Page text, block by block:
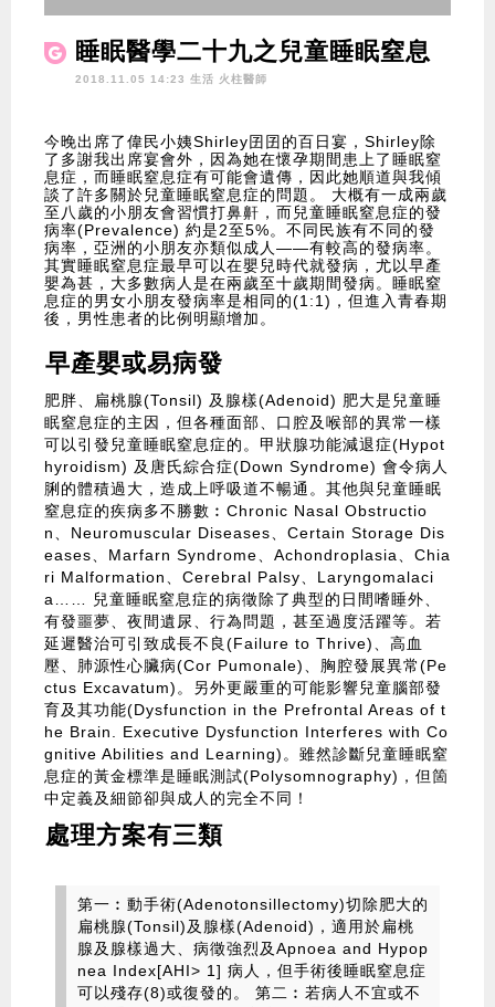
睡眠醫學二十九之兒童睡眠窒息
症
2018.11.05 14:23 生活 火柱醫師
今晚出席了偉民小姨Shirley囝囝的百日宴，Shirley除
了多謝我出席宴會外，因為她在懷孕期間患上了睡眠窒
息症，而睡眠窒息症有可能會遺傳，因此她順道與我傾
談了許多關於兒童睡眠窒息症的問題。 大概有一成兩歲
至八歲的小朋友會習慣打鼻鼾，而兒童睡眠窒息症的發
病率(Prevalence) 約是2至5%。不同民族有不同的發
病率，亞洲的小朋友亦類似成人——有較高的發病率。
其實睡眠窒息症最早可以在嬰兒時代就發病，尤以早產
嬰為甚，大多數病人是在兩歲至十歲期間發病。睡眠窒
息症的男女小朋友發病率是相同的(1:1)，但進入青春期
後，男性患者的比例明顯增加。
早產嬰或易病發
肥胖、扁桃腺(Tonsil) 及腺樣(Adenoid) 肥大是兒童睡
眠窒息症的主因，但各種面部、口腔及喉部的異常一樣
可以引發兒童睡眠窒息症的。甲狀腺功能減退症(Hypot
hyroidism) 及唐氏綜合症(Down Syndrome) 會令病人
脷的體積過大，造成上呼吸道不暢通。其他與兒童睡眠
窒息症的疾病多不勝數︰Chronic Nasal Obstructio
n、Neuromuscular Diseases、Certain Storage Dis
eases、Marfarn Syndrome、Achondroplasia、Chia
ri Malformation、Cerebral Palsy、Laryngomalaci
a…… 兒童睡眠窒息症的病徵除了典型的日間嗜睡外、
有發噩夢、夜間遺尿、行為問題，甚至過度活躍等。若
延遲醫治可引致成長不良(Failure to Thrive)、高血
壓、肺源性心臟病(Cor Pumonale)、胸腔發展異常(Pe
ctus Excavatum)。另外更嚴重的可能影響兒童腦部發
育及其功能(Dysfunction in the Prefrontal Areas of t
he Brain. Executive Dysfunction Interferes with Co
gnitive Abilities and Learning)。雖然診斷兒童睡眠窒
息症的黃金標準是睡眠測試(Polysomnography)，但箇
中定義及細節卻與成人的完全不同！
處理方案有三類
第一︰動手術(Adenotonsillectomy)切除肥大的
扁桃腺(Tonsil)及腺樣(Adenoid)，適用於扁桃
腺及腺樣過大、病徵強烈及Apnoea and Hypop
nea Index[AHI> 1] 病人，但手術後睡眠窒息症
可以殘存(8)或復發的。 第二︰若病人不宜或不